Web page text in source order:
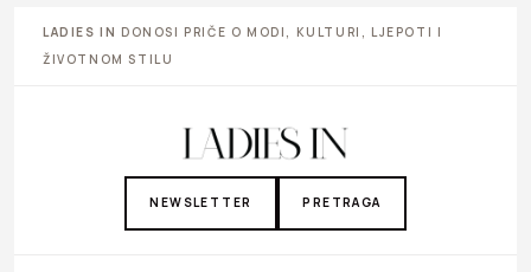
LADIES IN DONOSI PRIČE O MODI, KULTURI, LJEPOTI I
ŽIVOTNOM STILU
NEWSLETTER PRETRAGA